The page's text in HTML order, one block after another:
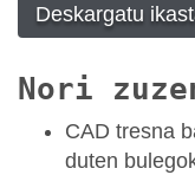
Deskargatu
Nori
CAD tresna
duten